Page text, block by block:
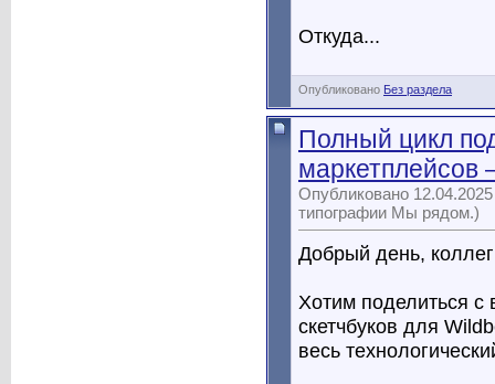
Откуда...
Опубликовано Без раздела
Полный цикл
маркетплейсов
Опубликовано
типографии Мы рядом.)
Добрый день,
Хотим поделиться с
скетчбуков для
весь